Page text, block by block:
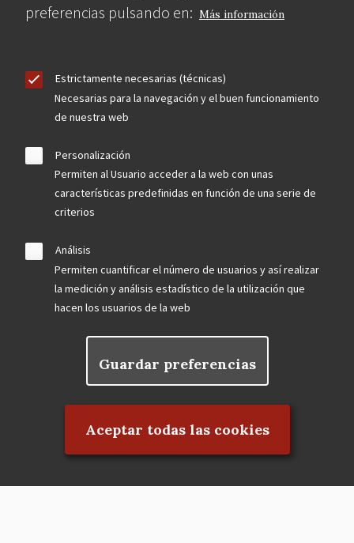
preferencias pulsando en: Más información
Estrictamente necesarias (técnicas)
Necesarias para la navegación y el buen funcionamiento
de nuestra web
Personalización
Permiten al Usuario acceder a la web con unas
características predefinidas en función de una serie de
criterios
Análisis
Permiten cuantificar el número de usuarios y así realizar
la medición y análisis estadístico de la utilización que
hacen los usuarios de la web
Guardar preferencias
Aceptar todas las cookies